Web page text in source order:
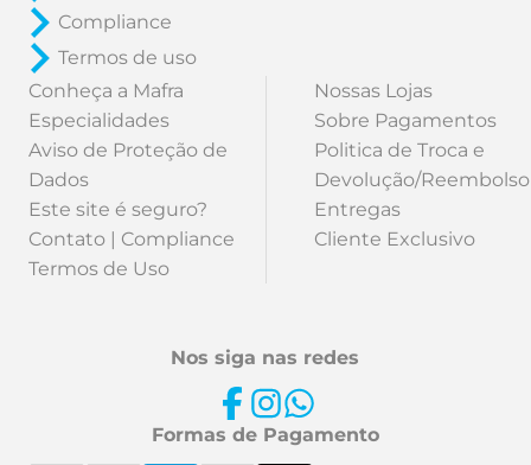
Compliance
Termos de uso
Conheça a Mafra
Especialidades
Aviso de Proteção de
Dados
Este site é seguro?
Contato | Compliance
Termos de Uso
Nossas Lojas
Sobre Pagamentos
Politica de Troca e
Devolução/Reembolso
Entregas
Cliente Exclusivo
Nos siga nas redes
Formas de Pagamento